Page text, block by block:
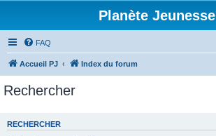
Planète Jeunesse
FAQ
Accueil PJ Index du forum
Rechercher
RECHERCHER